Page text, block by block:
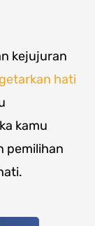
kejujuran
hati
kamu
pemilihan